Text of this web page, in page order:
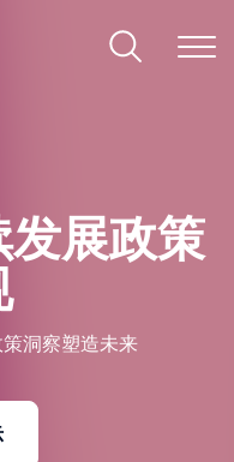
展政策
洞察塑造未来